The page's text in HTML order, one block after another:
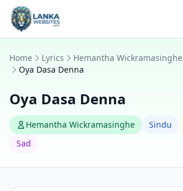
Skip to content
Home Lyrics
Hemantha Wickramasinghe
Oya Dasa Denna
Oya Dasa Denna
Hemantha Wickramasinghe Sindu
Sad